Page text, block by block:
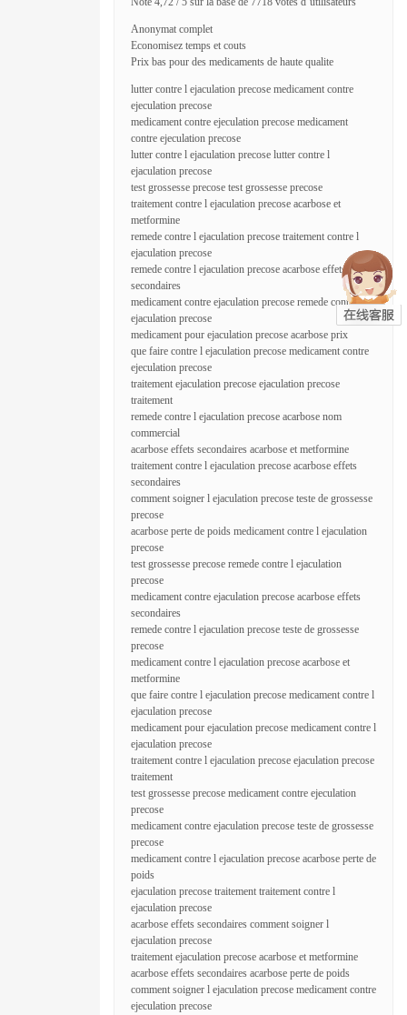
Anonymat complet
Economisez temps et couts
Prix bas pour des medicaments de haute qualite
lutter contre l ejaculation precose medicament contre
ejeculation precose
medicament contre ejeculation precose medicament
contre ejeculation precose
lutter contre l ejaculation precose lutter contre l
ejaculation precose
test grossesse precose test grossesse precose
traitement contre l ejaculation precose acarbose et
metformine
remede contre l ejaculation precose traitement contre l
ejaculation precose
remede contre l ejaculation precose acarbose effets
secondaires
medicament contre ejaculation precose remede contre l
ejaculation precose
medicament pour ejaculation precose acarbose prix
que faire contre l ejaculation precose medicament contre
ejeculation precose
traitement ejaculation precose ejaculation precose
traitement
remede contre l ejaculation precose acarbose nom
commercial
acarbose effets secondaires acarbose et metformine
traitement contre l ejaculation precose acarbose effets
secondaires
comment soigner l ejaculation precose teste de grossesse
precose
acarbose perte de poids medicament contre l ejaculation
precose
test grossesse precose remede contre l ejaculation
precose
medicament contre ejaculation precose acarbose effets
secondaires
remede contre l ejaculation precose teste de grossesse
precose
medicament contre l ejaculation precose acarbose et
metformine
que faire contre l ejaculation precose medicament contre l
ejaculation precose
medicament pour ejaculation precose medicament contre l
ejaculation precose
traitement contre l ejaculation precose ejaculation precose
traitement
test grossesse precose medicament contre ejeculation
precose
medicament contre ejaculation precose teste de grossesse
precose
medicament contre l ejaculation precose acarbose perte de
poids
ejaculation precose traitement traitement contre l
ejaculation precose
acarbose effets secondaires comment soigner l
ejaculation precose
traitement ejaculation precose acarbose et metformine
acarbose effets secondaires acarbose perte de poids
comment soigner l ejaculation precose medicament contre
ejeculation precose